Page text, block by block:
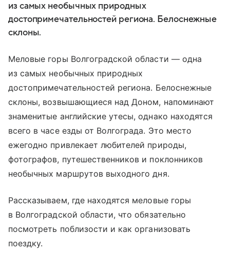
из самых необычных природных
достопримечательностей региона. Белоснежные
склоны.
Меловые горы Волгоградской области — одна
из самых необычных природных
достопримечательностей региона. Белоснежные
склоны, возвышающиеся над Доном, напоминают
знаменитые английские утесы, однако находятся
всего в часе езды от Волгограда. Это место
ежегодно привлекает любителей природы,
фотографов, путешественников и поклонников
необычных маршрутов выходного дня.
Рассказываем, где находятся меловые горы
в Волгоградской области, что обязательно
посмотреть поблизости и как организовать
поездку.